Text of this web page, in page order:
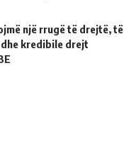
një rrugë të drejtë, të
kredibile drejt